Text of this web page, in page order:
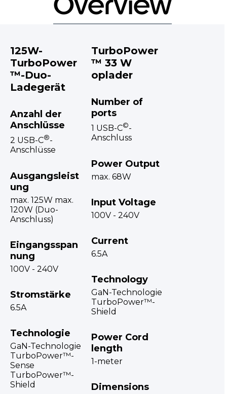
125W-
TurboPower
™-Duo-
Ladegerät
Anzahl der
Anschlüsse
2 USB-C®-
Anschlüsse
Ausgangsleist
ung
max. 125W max.
120W (Duo-
Anschluss)
Eingangsspan
nung
100V - 240V
Stromstärke
6.5A
Technologie
GaN-Technologie
TurboPower™-
Sense
TurboPower™-
Shield
TurboPower
™ 33 W
oplader
Number of
ports
1 USB-C©-
Anschluss
Power Output
max. 68W
Input Voltage
100V - 240V
Current
6.5A
Technology
GaN-Technologie
TurboPower™-
Shield
Power Cord
length
1-meter
Dimensions